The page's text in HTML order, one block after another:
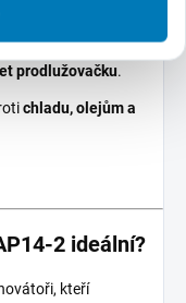
a
vozidlanebo většího
prodlužovačku.
chladu, olejům a
2 ideální?
kteří